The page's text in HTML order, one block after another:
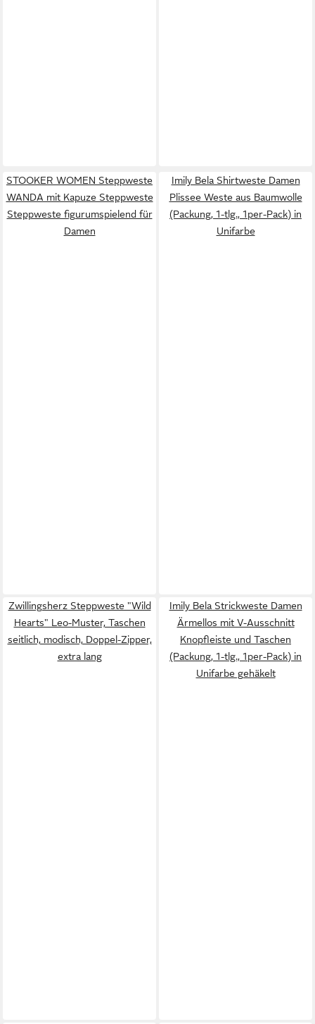
STOOKER WOMEN Steppweste
WANDA mit Kapuze Steppweste
Steppweste figurumspielend für
Damen
Imily Bela Shirtweste Damen
Plissee Weste aus Baumwolle
(Packung, 1-tlg., 1per-Pack) in
Unifarbe
Zwillingsherz Steppweste "Wild
Hearts" Leo-Muster, Taschen
seitlich, modisch, Doppel-Zipper,
extra lang
Imily Bela Strickweste Damen
Ärmellos mit V-Ausschnitt
Knopfleiste und Taschen
(Packung, 1-tlg., 1per-Pack) in
Unifarbe gehäkelt